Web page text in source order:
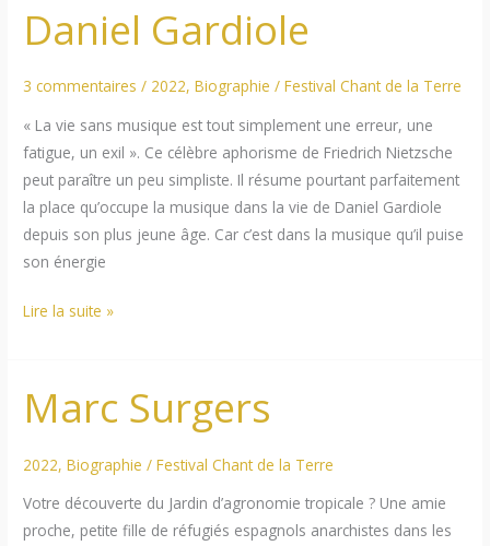
Daniel Gardiole
3 commentaires / 2022,Biographie /Festival Chant de la Terre
« La vie sans musique est tout simplement une erreur, une
fatigue, un exil ». Ce célèbre aphorisme de Friedrich Nietzsche
peut paraître un peu simpliste. Il résume pourtant parfaitement
la place qu’occupe la musique dans la vie de Daniel Gardiole
depuis son plus jeune âge. Car c’est dans la musique qu’il puise
son énergie
Daniel
Lire la suite »
Marc Surgers
2022,Biographie /Festival Chant de la Terre
Votre découverte du Jardin d’agronomie tropicale ? Une amie
proche, petite fille de réfugiés espagnols anarchistes dans les